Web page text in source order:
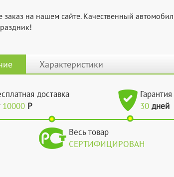
заказ на нашем сайте. Качественный
Характеристики
доставка
10000 Р
30 дней
Весь товар
СЕРТИФИЦИРОВАН